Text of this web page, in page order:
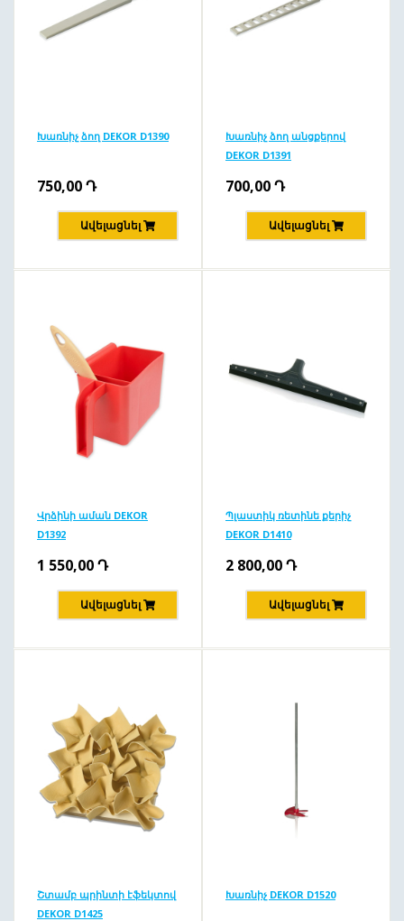
Խառնիչ ձող DEKOR D1390
750,00Դ
Ավելացնել
Խառնիչ ձող անցքերով
DEKOR D1391
700,00Դ
Ավելացնել
Վրձինի աման DEKOR
D1392
1 550,00Դ
Ավելացնել
Պլաստիկ ռետինե քերիչ
DEKOR D1410
2 800,00Դ
Ավելացնել
Շտամբ պրինտի էֆեկտով
DEKOR D1425
Խառնիչ DEKOR D1520